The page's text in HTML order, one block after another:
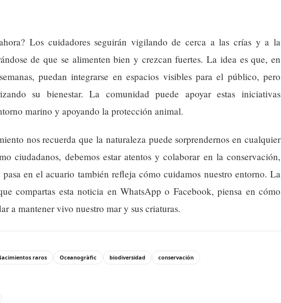
Los cuidadores seguirán vigilando de cerca a las crías y a la
de que se alimenten bien y crezcan fuertes. La idea es que, en
puedan integrarse en espacios visibles para el público, pero
su bienestar. La comunidad puede apoyar estas iniciativas
marino y apoyando la protección animal.
nos recuerda que la naturaleza puede sorprendernos en cualquier
ciudadanos, debemos estar atentos y colaborar en la conservación,
en el acuario también refleja cómo cuidamos nuestro entorno. La
compartas esta noticia en WhatsApp o Facebook, piensa en cómo
a mantener vivo nuestro mar y sus criaturas.
raros Oceanogràfic biodiversidad conservación